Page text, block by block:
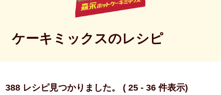
ケーキミックスのレシピ
388 レシピ見つかりました。 ( 25 - 36 件表示)